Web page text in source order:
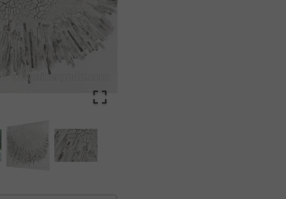
Al unirte expresas tu consentimiento para recibir comunicaciones comerciales de IBERGADA. Puedes